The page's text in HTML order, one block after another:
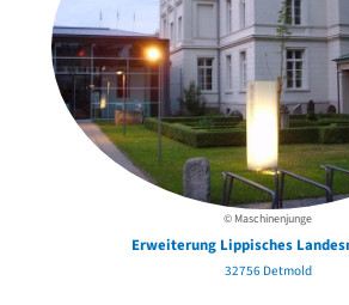
© Maschinenjunge
Erweiterung Lippisches
32756 Detmold